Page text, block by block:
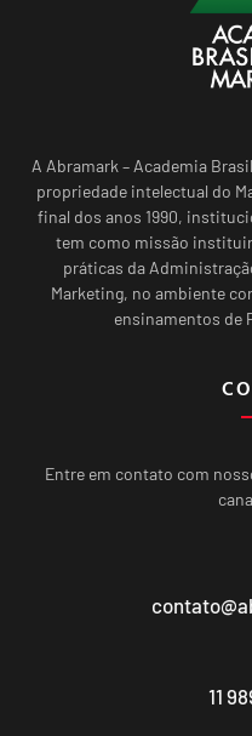
A Abramark – Academia
propriedade intelectual do
final dos anos 1990,
tem como missão
práticas da
Marketing, no ambiente
ensinamentos de
Entre em contato com
11